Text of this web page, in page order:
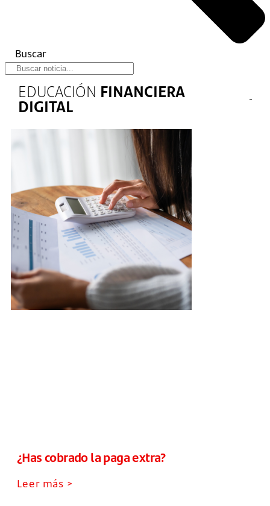
Buscar
EDUCACIÓN FINANCIERA
DIGITAL
¿Has cobrado la paga extra?
Leer más >